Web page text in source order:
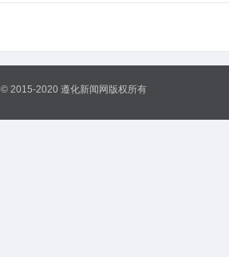
© 2015-2020 遵化新闻网版权所有